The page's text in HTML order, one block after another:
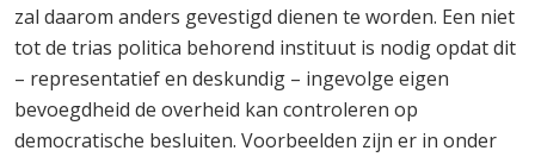
zal daarom anders gevestigd dienen te worden. Een niet
tot de trias politica behorend instituut is nodig opdat dit
– representatief en deskundig – ingevolge eigen
bevoegdheid de overheid kan controleren op
democratische besluiten. Voorbeelden zijn er in onder